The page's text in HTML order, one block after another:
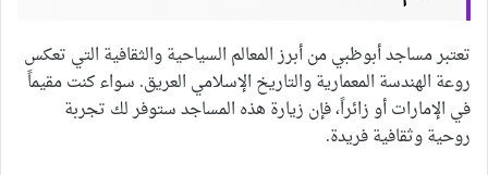
تعتبر مساجد أبوظبي من أبرز المعالم السياحية والثقافية التي تعكس
روعة الهندسة المعمارية والتاريخ الإسلامي العريق. سواء كنت مقيماً
في الإمارات أو زائراً، فإن زيارة هذه المساجد ستوفر لك تجربة
روحية وثقافية فريدة.